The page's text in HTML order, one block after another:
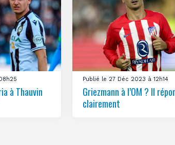
à Thauvin
Publié le 27 Déc 2023 à 12h14
Griezmann à l’OM ? Il
clairement